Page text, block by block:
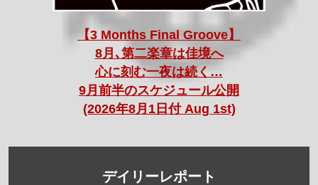
【3 Months Final Groove】
8月､第二楽章は佳境へ
心に刻む一夜は続く…
9月前半のスケジュール公開
(2026年8月1日付 Aug 1st)
デイリーレポート